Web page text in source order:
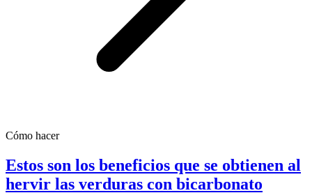
Cómo hacer
Estos son los beneficios que se obtienen al
hervir las verduras con bicarbonato